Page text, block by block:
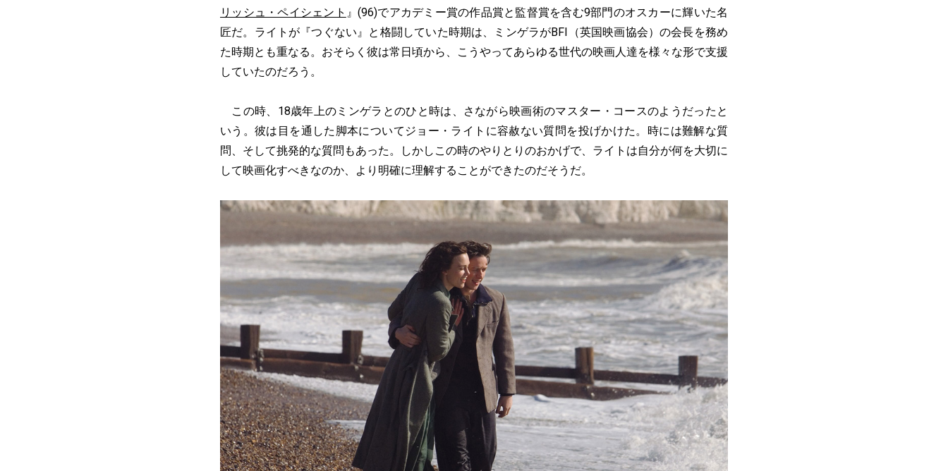
リッシュ・ペイシェント 』(96)でアカデミー賞の作品賞と監督賞を含む9部門のオスカーに輝いた名
匠だ。ライトが『つぐない』と格闘していた時期は、ミンゲラがBFI（英国映画協会）の会長を務め
た時期とも重なる。おそらく彼は常日頃から、こうやってあらゆる世代の映画人達を様々な形で支援
していたのだろう。
この時、18歳年上のミンゲラとのひと時は、さながら映画術のマスター・コースのようだったと
いう。彼は目を通した脚本についてジョー・ライトに容赦ない質問を投げかけた。時には難解な質
問、そして挑発的な質問もあった。しかしこの時のやりとりのおかげで、ライトは自分が何を大切に
して映画化すべきなのか、より明確に理解することができたのだそうだ。